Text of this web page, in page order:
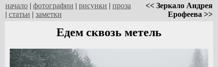
начало | фотографии | рисунки | проза
| статьи | заметки
<< Зеркало Андрея
Ерофеева >>
Едем сквозь метель